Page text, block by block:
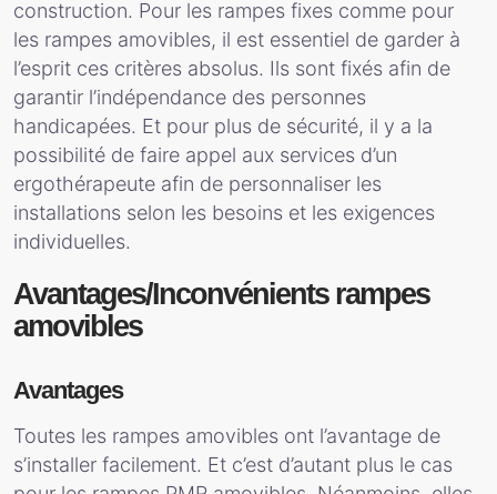
construction. Pour les rampes fixes comme pour
les rampes amovibles, il est essentiel de garder à
l’esprit ces critères absolus. Ils sont fixés afin de
garantir l’indépendance des personnes
handicapées. Et pour plus de sécurité, il y a la
possibilité de faire appel aux services d’un
ergothérapeute afin de personnaliser les
installations selon les besoins et les exigences
individuelles.
Avantages/Inconvénients rampes
amovibles
Avantages
Toutes les rampes amovibles ont l’avantage de
s’installer facilement. Et c’est d’autant plus le cas